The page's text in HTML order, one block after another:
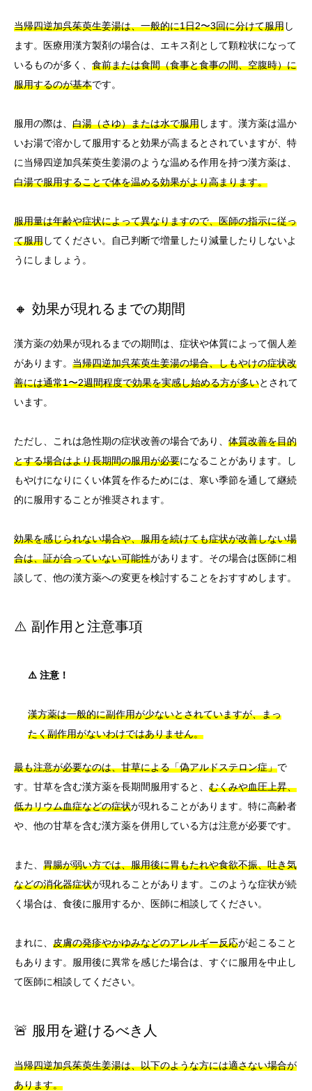
当帰四逆加呉茱萸生姜湯は、一般的に1日2〜3回に分けて服用し
ます。医療用漢方製剤の場合は、エキス剤として顆粒状になって
いるものが多く、 食前または食間（食事と食事の間、空腹時）に
服用するのが基本です。
服用の際は、 白湯（さゆ）または水で服用します。漢方薬は温か
いお湯で溶かして服用すると効果が高まるとされていますが、特
に当帰四逆加呉茱萸生姜湯のような温める作用を持つ漢方薬は、
白湯で服用することで体を温める効果がより高まります。
服用量は年齢や症状によって異なりますので、医師の指示に従っ
て服用してください。自己判断で増量したり減量したりしないよ
うにしましょう。
🔸 効果が現れるまでの期間
漢方薬の効果が現れるまでの期間は、症状や体質によって個人差
があります。 当帰四逆加呉茱萸生姜湯の場合、しもやけの症状改
善には通常1〜2週間程度で効果を実感し始める方が多いとされて
います。
ただし、これは急性期の症状改善の場合であり、 体質改善を目的
とする場合はより長期間の服用が必要になることがあります。し
もやけになりにくい体質を作るためには、寒い季節を通して継続
的に服用することが推奨されます。
効果を感じられない場合や、服用を続けても症状が改善しない場
合は、証が合っていない可能性があります。その場合は医師に相
談して、他の漢方薬への変更を検討することをおすすめします。
⚠️ 副作用と注意事項
⚠️ 注意！
漢方薬は一般的に副作用が少ないとされていますが、まっ
たく副作用がないわけではありません。
最も注意が必要なのは、甘草による「偽アルドステロン症」で
す。甘草を含む漢方薬を長期間服用すると、 むくみや血圧上昇、
低カリウム血症などの症状が現れることがあります。特に高齢者
や、他の甘草を含む漢方薬を併用している方は注意が必要です。
また、 胃腸が弱い方では、服用後に胃もたれや食欲不振、吐き気
などの消化器症状が現れることがあります。このような症状が続
く場合は、食後に服用するか、医師に相談してください。
まれに、 皮膚の発疹やかゆみなどのアレルギー反応が起こること
もあります。服用後に異常を感じた場合は、すぐに服用を中止し
て医師に相談してください。
🚨 服用を避けるべき人
当帰四逆加呉茱萸生姜湯は、以下のような方には適さない場合が
あります。